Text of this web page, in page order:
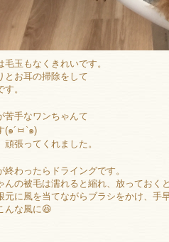
毛玉もなくきれいです。
とお耳の掃除をして
。
苦手なワンちゃんて
(๑´ㅂ`๑)
頑張ってくれました。
終わったらドライングです。
んの被毛は濡れると縮れ、放っておく
元に風を当てながらブラシをかけ、手
んな風に😆